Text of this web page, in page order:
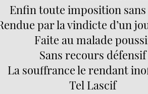
Enfin toute imposition
par la vindicte d’un
Faite au malade
Sans recours défensif
La souffrance le rendant
Tel Lascif